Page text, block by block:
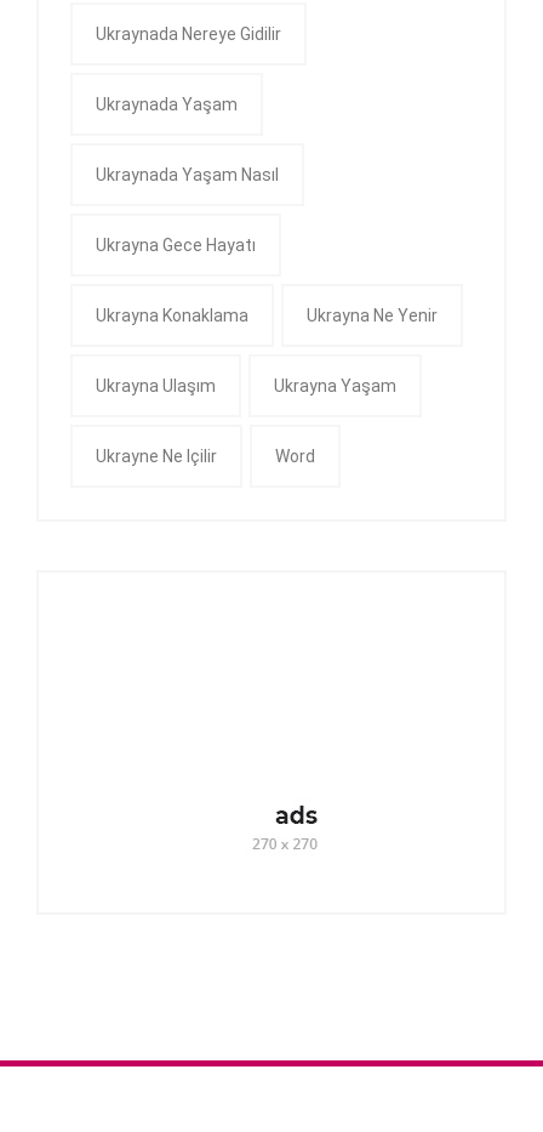
Ukraynada Nereye Gidilir
Ukraynada Yaşam
Ukraynada Yaşam Nasıl
Ukrayna Gece Hayatı
Ukrayna Konaklama Ukrayna Ne Yenir
Ukrayna Ulaşım Ukrayna Yaşam
Ukrayne Ne Içilir Word